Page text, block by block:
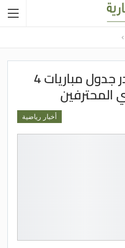
اتحاد الكرة يصدر جدول مباريات 4
المحترفين
أخبار رياضية